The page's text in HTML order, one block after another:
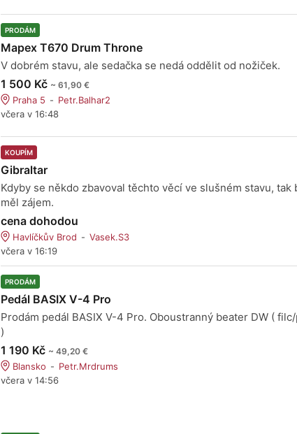
PRODÁM
Mapex T670 Drum Throne
V dobrém stavu, ale sedačka se nedá oddělit od nožiček.
1 500 Kč ~ 61,90 €
Praha 5
Petr.Balhar2
včera v 16:48
KOUPÍM
Gibraltar
Kdyby se někdo zbavoval těchto věcí ve slušném stavu, tak
měl zájem.
cena dohodou
Havlíčkův Brod
Vasek.S3
včera v 16:19
PRODÁM
Pedál BASIX V-4 Pro
Prodám pedál BASIX V-4 Pro. Oboustranný beater DW (
)
1 190 Kč ~ 49,20 €
Blansko
Petr.Mrdrums
včera v 14:56